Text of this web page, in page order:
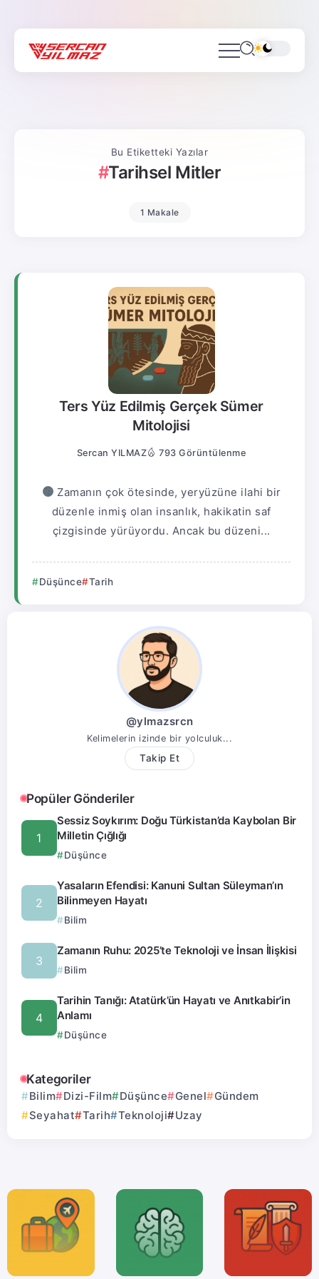
Bu Etiketteki Yazılar
Tarihsel Mitler
1 Makale
Ters Yüz Edilmiş Gerçek Sümer
Mitolojisi
Sercan YILMAZ 793 Görüntülenme
Zamanın çok ötesinde, yeryüzüne ilahi bir
düzenle inmiş olan insanlık, hakikatin saf
çizgisinde yürüyordu. Ancak bu düzeni...
Düşünce Tarih
@ylmazsrcn
Kelimelerin izinde bir yolculuk...
Takip Et
Popüler Gönderiler
Sessiz Soykırım: Doğu Türkistan’da Kaybolan Bir
Milletin Çığlığı
Düşünce
Yasaların Efendisi: Kanuni Sultan Süleyman’ın
Bilinmeyen Hayatı
Bilim
Zamanın Ruhu: 2025’te Teknoloji ve İnsan İlişkisi
Bilim
Tarihin Tanığı: Atatürk’ün Hayatı ve Anıtkabir’in
Anlamı
Düşünce
Kategoriler
Bilim Dizi-Film Düşünce Genel
Gündem
Seyahat
Tarih Teknoloji Uzay